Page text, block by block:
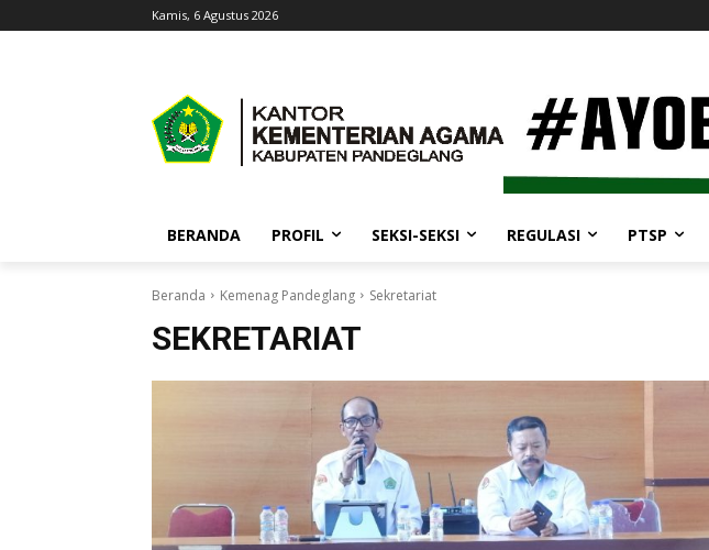
Kamis, 6 Agustus 2026
BERANDA PROFIL SEKSI-SEKSI REGULASI PTSP
Beranda Kemenag Pandeglang Sekretariat
SEKRETARIAT